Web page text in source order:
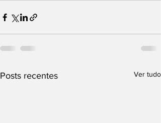
Posts recentes Ver tudo